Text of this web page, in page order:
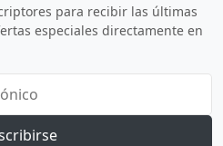
para recibir las últimas
especiales directamente en